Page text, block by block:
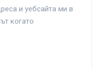
и уебсайта ми в
когато